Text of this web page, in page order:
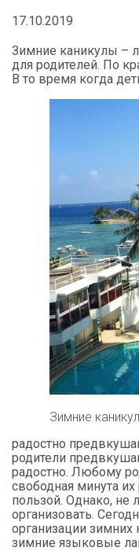
17.10.2019
Зимние каникулы –
для родителей. По
В то время когда
Зимние
радостно
родители
радостно. Любому
свободная минута
пользой. Однако, не
организовать.
организации зимних
зимние языковые